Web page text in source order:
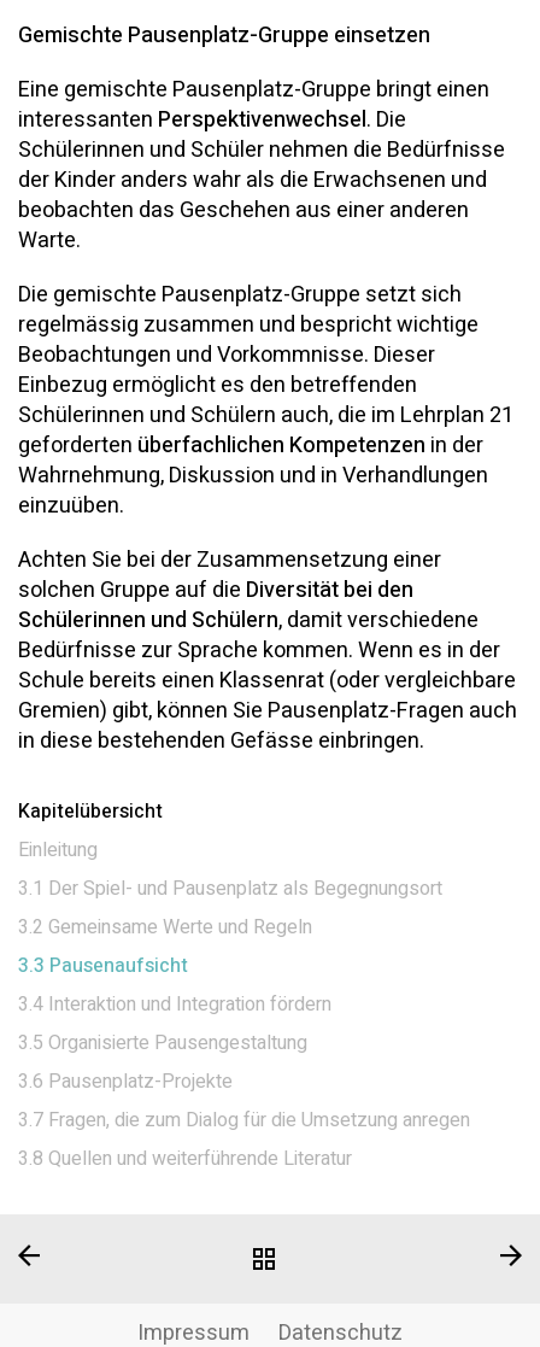
Gemischte Pausenplatz-Gruppe einsetzen
Eine gemischte Pausenplatz-Gruppe bringt einen
interessanten Perspektivenwechsel. Die
Schülerinnen und Schüler nehmen die Bedürfnisse
der Kinder anders wahr als die Erwachsenen und
beobachten das Geschehen aus einer anderen
Warte.
Die gemischte Pausenplatz-Gruppe setzt sich
regelmässig zusammen und bespricht wichtige
Beobachtungen und Vorkommnisse. Dieser
Einbezug ermöglicht es den betreffenden
Schülerinnen und Schülern auch, die im Lehrplan 21
geforderten überfachlichen Kompetenzen in der
Wahrnehmung, Diskussion und in Verhandlungen
einzuüben.
Achten Sie bei der Zusammensetzung einer
solchen Gruppe auf die Diversität bei den
Schülerinnen und Schülern, damit verschiedene
Bedürfnisse zur Sprache kommen. Wenn es in der
Schule bereits einen Klassenrat (oder vergleichbare
Gremien) gibt, können Sie Pausenplatz-Fragen auch
in diese bestehenden Gefässe einbringen.
Kapitelübersicht
Einleitung
3.1 Der Spiel- und Pausenplatz als Begegnungsort
3.2 Gemeinsame Werte und Regeln
3.3 Pausenaufsicht
3.4 Interaktion und Integration fördern
3.5 Organisierte Pausengestaltung
3.6 Pausenplatz-Projekte
3.7 Fragen, die zum Dialog für die Umsetzung anregen
3.8 Quellen und weiterführende Literatur
Impressum Datenschutz